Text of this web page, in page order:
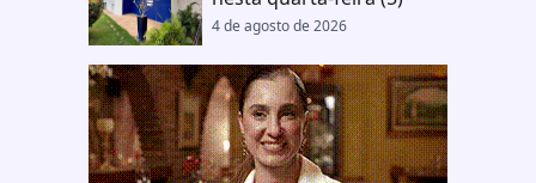
4 de agosto de 2026